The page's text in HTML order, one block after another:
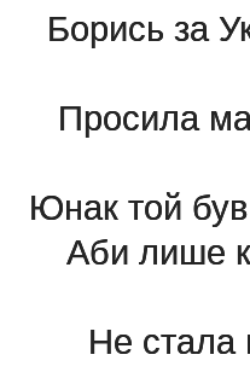
Борись за
Просила
Юнак той
Аби лише
Не стала